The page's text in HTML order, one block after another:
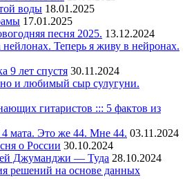
воды 18.01.2025
17.01.2025
песня 2025. 13.12.2024
нейлонах. Теперь я живу в нейронах.
9 лет спустя 30.11.2024
и любимый сыр сулугуни.
гитаристов ::: 5 фактов из
4 мата. Это же 44. Мне 44. 03.11.2024
о России 30.10.2024
Джуманджи — Туда 28.10.2024
решений на основе данных